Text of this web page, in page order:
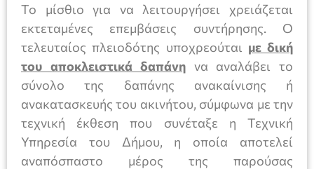
Το μίσθιο για να λειτουργήσει χρειάζεται
εκτεταμένες επεμβάσεις συντήρησης. Ο
τελευταίος πλειοδότης υποχρεούται με δική
του αποκλειστικά δαπάνη να αναλάβει το
σύνολο της δαπάνης ανακαίνισης ή
ανακατασκευής του ακινήτου, σύμφωνα με την
τεχνική έκθεση που συνέταξε η Τεχνική
Υπηρεσία του Δήμου, η οποία αποτελεί
αναπόσπαστο μέρος της παρούσας